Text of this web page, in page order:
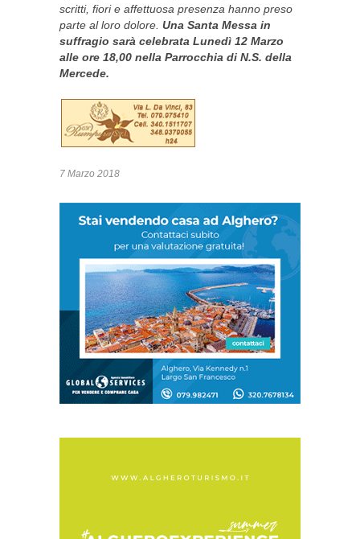
scritti, fiori e affettuosa presenza hanno preso
parte al loro dolore. Una Santa Messa in
suffragio sarà celebrata Lunedì 12 Marzo
alle ore 18,00 nella Parrocchia di N.S. della
Mercede.
7 Marzo 2018